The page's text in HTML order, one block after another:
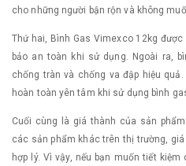
cho những người bận rộn và không
Thứ hai, Bình Gas Vimexco 12kg
bảo an toàn khi sử dụng. Ngoài ra,
chống tràn và chống va đập hiệu
hoàn toàn yên tâm khi sử dụng bình
Cuối cùng là giá thành của sản
các sản phẩm khác trên thị trường,
hợp lý. Vì vậy, nếu bạn muốn tiết